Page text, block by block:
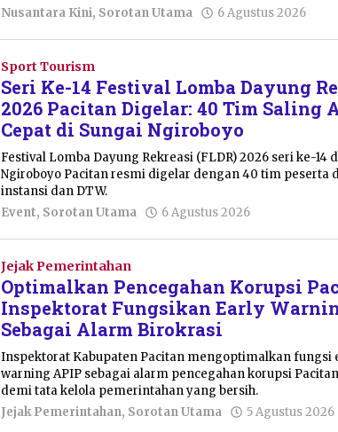
Nusantara Kini, Sorotan Utama 6 Agustus 2026
Sport Tourism
Seri Ke-14 Festival Lomba Dayung
2026 Pacitan Digelar: 40 Tim Saling
Cepat di Sungai Ngiroboyo
Festival Lomba Dayung Rekreasi (FLDR) 2026 seri ke-14
Ngiroboyo Pacitan resmi digelar dengan 40 tim peserta
instansi dan DTW.
Event, Sorotan Utama 6 Agustus 2026
Shalahuddin
Jejak Pemerintahan
Optimalkan Pencegahan Korupsi
Inspektorat Fungsikan Early
Sebagai Alarm Birokrasi
Inspektorat Kabupaten Pacitan mengoptimalkan fungsi
warning APIP sebagai alarm pencegahan korupsi
demi tata kelola pemerintahan yang bersih.
Jejak Pemerintahan, Sorotan Utama 5 Agustus 2026